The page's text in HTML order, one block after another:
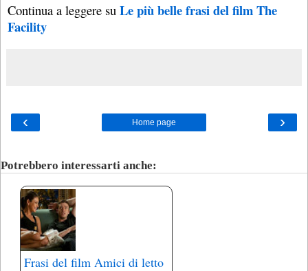
Continua a leggere su Le più belle frasi del film The
Facility
‹ ›
Home page
Potrebbero interessarti anche:
Frasi del film Amici di letto